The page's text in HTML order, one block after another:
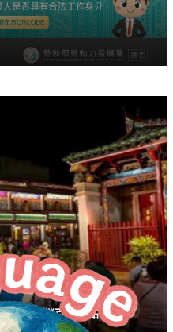
民眾解鎖百大亮點